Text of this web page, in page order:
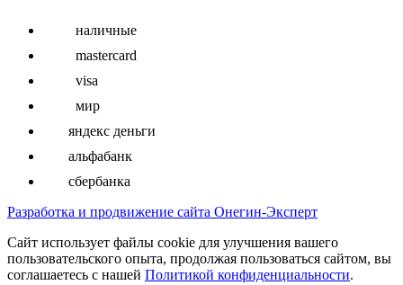
наличные
mastercard
visa
мир
яндекс деньги
альфабанк
сбербанка
Разработка и продвижение сайта Онегин-Эксперт
Cайт использует файлы cookie для улучшения вашего
пользовательского опыта, продолжая пользоваться сайтом, вы
соглашаетесь с нашей Политикой конфиденциальности.